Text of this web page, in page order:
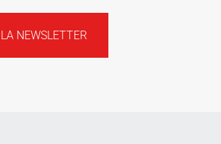
NEWSLETTER